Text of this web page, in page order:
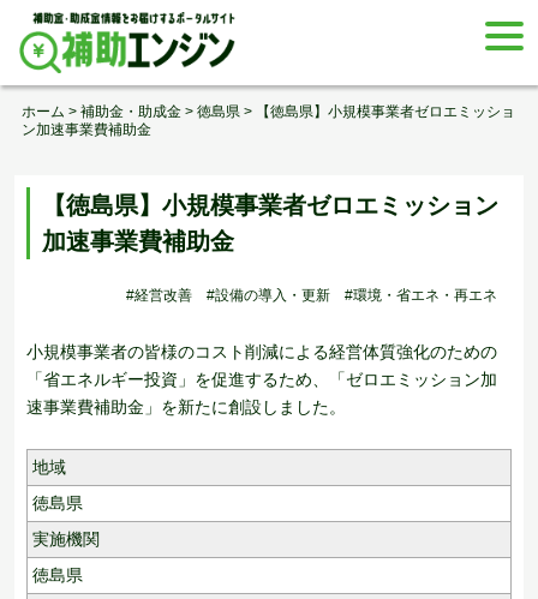
Skip
content
ホーム > 補助金・助成金 > 徳島県 >
【徳島県】小規模事業者ゼロエミッショ
ン加速事業費補助金
【徳島県】小規模事業者ゼロエミッション
加速事業費補助金
#経営改善 #設備の導入・更新 #環境・省エネ・再エネ
小規模事業者の皆様のコスト削減による経営体質強化のための
「省エネルギー投資」を促進するため、「ゼロエミッション加
速事業費補助金」を新たに創設しました。
地域
徳島県
実施機関
徳島県